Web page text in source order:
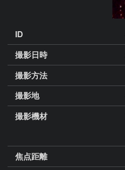
ID
撮影日時
撮影方法
撮影地
撮影機材
焦点距離